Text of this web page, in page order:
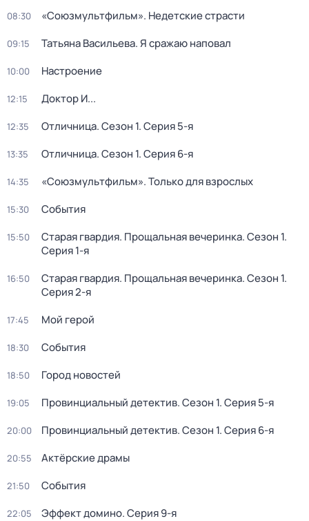
08:30 «Союзмультфильм». Недетские страсти
09:15 Татьяна Васильева. Я сражаю наповал
10:00 Настроение
12:15 Доктор И...
12:35 Отличница. Сезон 1. Серия 5-я
13:35 Отличница. Сезон 1. Серия 6-я
14:35 «Союзмультфильм». Только для взрослых
15:30 События
15:50 Старая гвардия. Прощальная вечеринка. Сезон 1.
Серия 1-я
16:50 Старая гвардия. Прощальная вечеринка. Сезон 1.
Серия 2-я
17:45 Мой герой
18:30 События
18:50 Город новостей
19:05 Провинциальный детектив. Сезон 1. Серия 5-я
20:00 Провинциальный детектив. Сезон 1. Серия 6-я
20:55 Актёрские драмы
21:50 События
22:05 Эффект домино. Серия 9-я